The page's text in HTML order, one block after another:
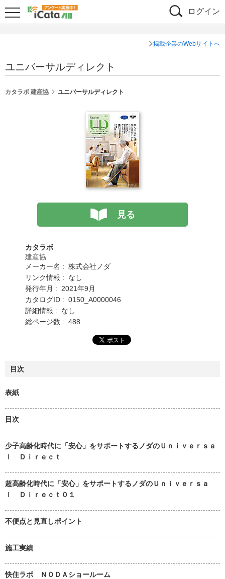
ログイン
掲載企業のWebサイトへ
ユニバーサルディレクト
カタラボ 建産協 ユニバーサルディレクト
見る
カタラボ
建産協
メーカー名 : 株式会社ノダ
リンク情報 : なし
発行年月 : 2021年9月
カタログID : 0150_A0000046
詳細情報 : なし
総ページ数 : 488
目次
表紙
目次
少子高齢化時代に「安心」をサポートするノダのＵｎｉｖｅｒｓａ
ｌ Ｄｉｒｅｃｔ
超高齢化時代に「安心」をサポートするノダのＵｎｉｖｅｒｓａ
ｌ Ｄｉｒｅｃｔ０１
不便点と見直しポイント
施工実績
快住ラボ ＮＯＤＡショールーム